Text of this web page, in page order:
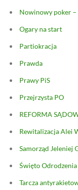
Nowinowy poker
Ogary na start
Partiokracja
Prawda
Prawy PiS
Przejrzysta PO
REFORMA
Rewitalizacja Alei
Samorząd Jeleniej
Święto
Tarcza